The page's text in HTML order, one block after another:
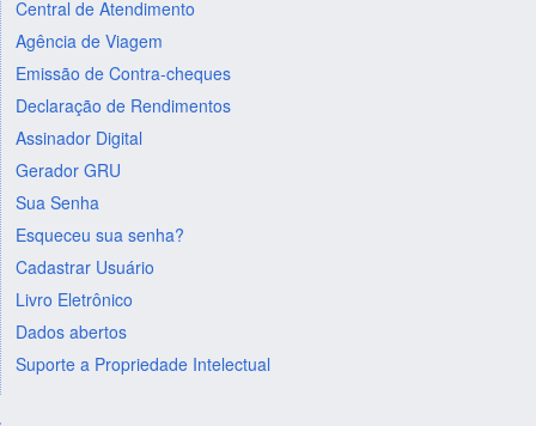
Central de Atendimento
Agência de Viagem
Emissão de Contra-cheques
Declaração de Rendimentos
Assinador Digital
Gerador GRU
Sua Senha
Esqueceu sua senha?
Cadastrar Usuário
Livro Eletrônico
Dados abertos
Suporte a Propriedade Intelectual